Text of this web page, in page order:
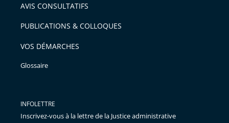
AVIS CONSULTATIFS
PUBLICATIONS & COLLOQUES
VOS DÉMARCHES
Glossaire
INFOLETTRE
Inscrivez-vous à la lettre de la Justice administrative